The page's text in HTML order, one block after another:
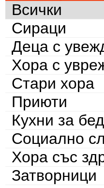
Всички
Сираци
Деца с
Хора с
Стари хора
Приюти
Кухни за
Социално
Хора със
Затворници